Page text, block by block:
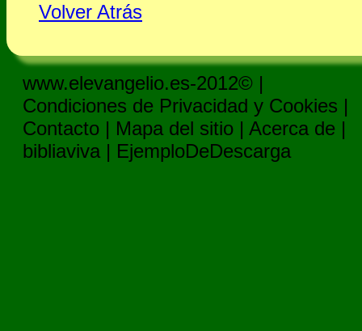
Volver Atrás
www.elevangelio.es-2012© |
Condiciones de Privacidad y Cookies |
Contacto | Mapa del sitio | Acerca de |
bibliaviva | EjemploDeDescarga